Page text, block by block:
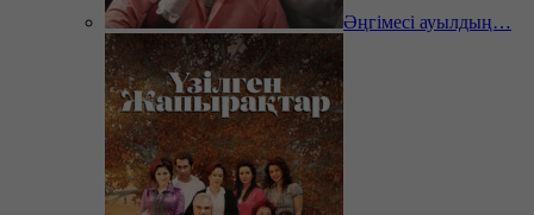
Әңгімесі ауылдың…